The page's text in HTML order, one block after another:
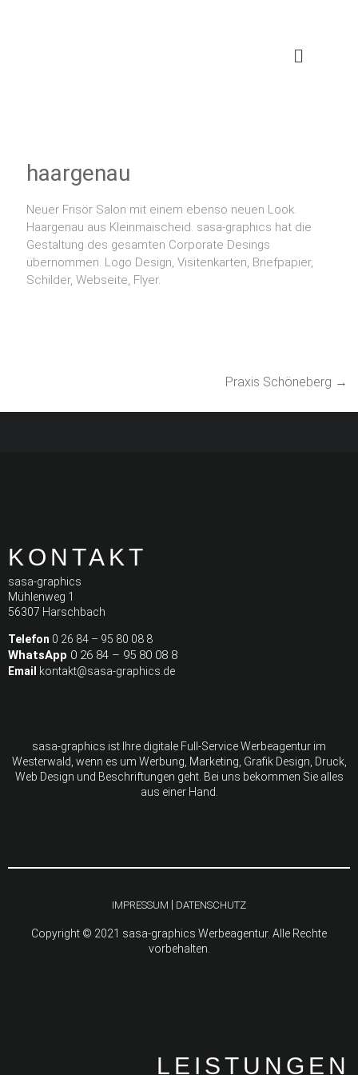
haargenau
Neuer Frisör Salon mit einem ebenso neuen Look.
Haargenau aus Kleinmaischeid. sasa-graphics hat die
Gestaltung des gesamten Corporate Desings
übernommen. Logo Design, Visitenkarten, Briefpapier,
Schilder, Webseite, Flyer.
Praxis Schöneberg →
KONTAKT
sasa-graphics
Mühlenweg 1
56307 Harschbach
Telefon 0 26 84 – 95 80 08 8
WhatsApp 0 26 84 – 95 80 08 8
Email kontakt@sasa-graphics.de
sasa-graphics ist Ihre digitale Full-Service Werbeagentur im
Westerwald, wenn es um Werbung, Marketing, Grafik Design, Druck,
Web Design und Beschriftungen geht. Bei uns bekommen Sie alles
aus einer Hand.
IMPRESSUM DATENSCHUTZ
Copyright © 2021 sasa-graphics Werbeagentur. Alle Rechte
vorbehalten.
LEISTUNGEN